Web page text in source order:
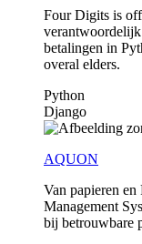
Four Digits is
betalingen in
overal elders.
Python
Django
AQUON
Van papieren en
Management
bij betrouwbare